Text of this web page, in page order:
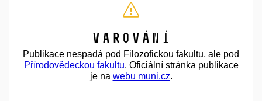
Varování
Publikace nespadá pod Filozofickou fakultu, ale pod
Přírodovědeckou fakultu. Oficiální stránka publikace
je na webu muni.cz.